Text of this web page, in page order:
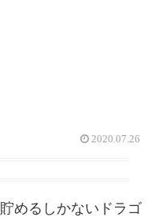
2020.07.26
めるしかないドラゴ